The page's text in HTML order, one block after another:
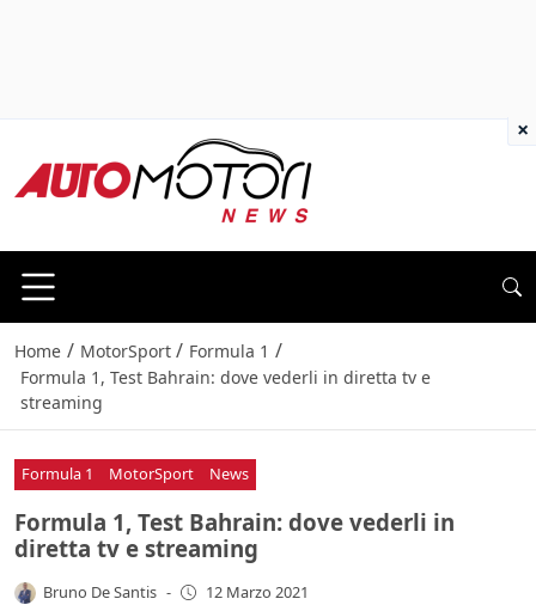
Home / MotorSport / Formula 1 /
Formula 1, Test Bahrain: dove vederli in diretta tv e
streaming
Formula 1 MotorSport News
Formula 1, Test Bahrain: dove vederli in
diretta tv e streaming
Bruno De Santis - 12 Marzo 2021
×